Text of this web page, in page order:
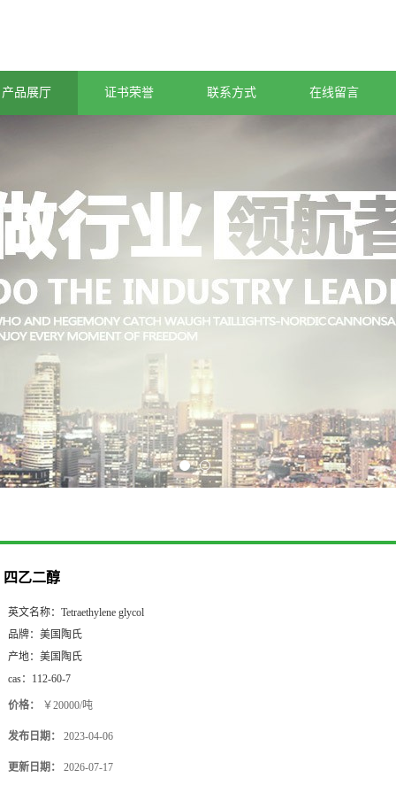
产品展厅 证书荣誉 联系方式 在线留言
四乙二醇
英文名称： Tetraethylene glycol
品牌： 美国陶氏
产地： 美国陶氏
cas： 112-60-7
价格： ￥20000/吨
发布日期： 2023-04-06
更新日期： 2026-07-17